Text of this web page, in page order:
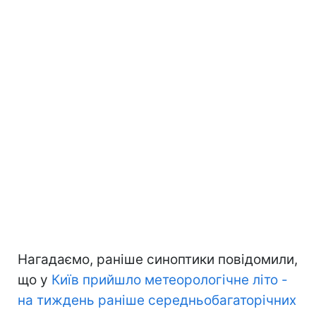
Нагадаємо, раніше синоптики повідомили,
що у Київ прийшло метеорологічне літо -
на тиждень раніше середньобагаторічних